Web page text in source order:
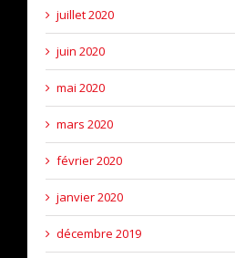
juillet 2020
juin 2020
mai 2020
mars 2020
février 2020
janvier 2020
décembre 2019